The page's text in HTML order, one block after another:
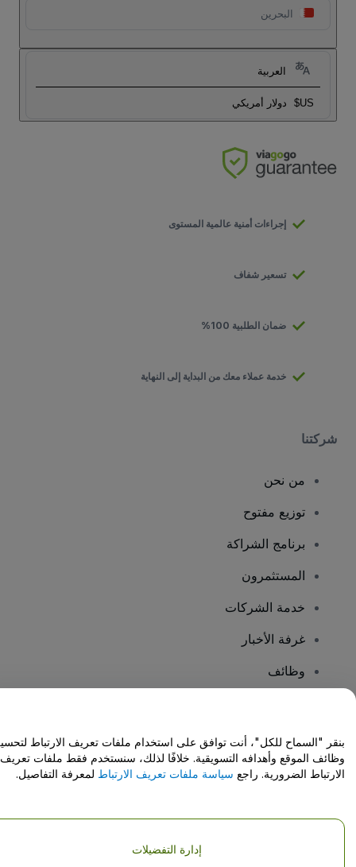
البحرين
العربية
US$ دولار أمريكي
إجراءات أمنية عالمية المستوى
تسعير شفاف
ضمان الطلبية 100%
خدمة عملاء معك من البداية إلى النهاية
شركتنا
من نحن
توزيع مفتوح
برنامج الشراكة
المستثمرون
خدمة الشركات
غرفة الأخبار
وظائف
مركز المساعدة / اتصل بنا
حقوق النشر © شركة فياجوجو المحدودة 2026
تفاصيل الشركة
بنقر "السماح للكل"، أنت توافق على استخدام ملفات تعريف الارتباط
وظائف الموقع وأهدافه التسويقية. خلافًا لذلك، سنستخدم فقط ملفات تعريف
الارتباط الضرورية. راجع سياسة ملفات تعريف الارتباط لمعرفة التفاصيل.
إدارة التفضيلات